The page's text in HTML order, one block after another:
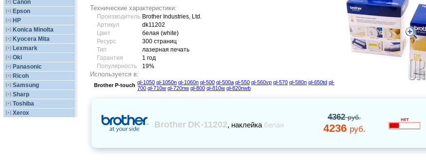
[+] Canon
[+] Epson
[+] HP
[+] Konica Minolta
[+] Kyocera Mita
[+] Lexmark
[+] Oki
[+] Panasonic
[+] Ricoh
[+] Samsung
[+] Sharp
[+] Toshiba
[+] Xerox
Технические характеристики:
Производитель Brother Industries, Ltd.
Артикул
dk11202
Цвет
белая (white)
Ресурс
300 страниц
Тип
лазерная печать
Гарантия
1 год
Популярность
19%
Используется в:
BrotherP-touch ql-1050 ql-1050n ql-1060n ql-500 ql-500a ql-550 ql-560vp ql-570 ql-580n ql-650td ql-
700 ql-710w ql-720nw ql-800 ql-810w ql-820nwb
Brother DK-11202, наклейка белая
4362руб.
4236 руб.
нет